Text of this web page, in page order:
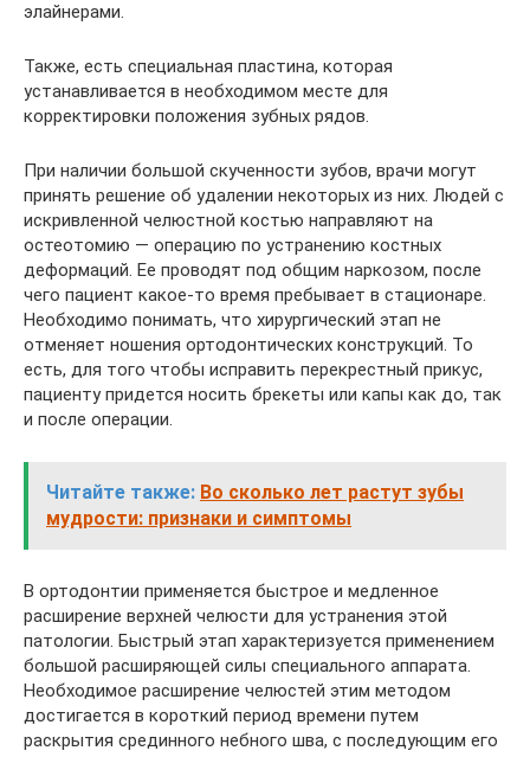
элайнерами.
Также, есть специальная пластина, которая
устанавливается в необходимом месте для
корректировки положения зубных рядов.
При наличии большой скученности зубов, врачи могут
принять решение об удалении некоторых из них. Людей с
искривленной челюстной костью направляют на
остеотомию — операцию по устранению костных
деформаций. Ее проводят под общим наркозом, после
чего пациент какое-то время пребывает в стационаре.
Необходимо понимать, что хирургический этап не
отменяет ношения ортодонтических конструкций. То
есть, для того чтобы исправить перекрестный прикус,
пациенту придется носить брекеты или капы как до, так
и после операции.
Читайте также: Во сколько лет растут зубы
мудрости: признаки и симптомы
В ортодонтии применяется быстрое и медленное
расширение верхней челюсти для устранения этой
патологии. Быстрый этап характеризуется применением
большой расширяющей силы специального аппарата.
Необходимое расширение челюстей этим методом
достигается в короткий период времени путем
раскрытия срединного небного шва, с последующим его